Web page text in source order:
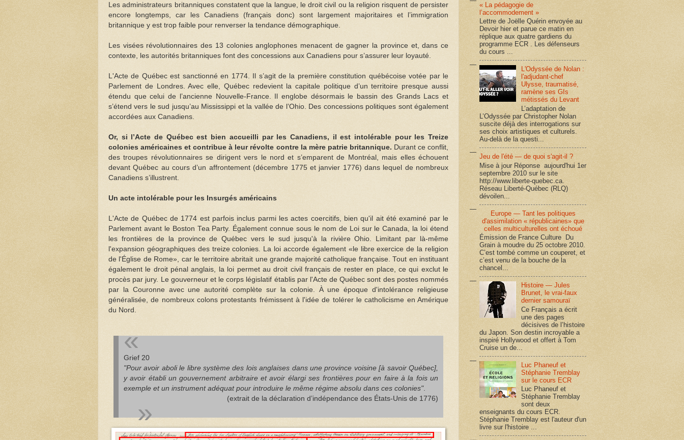
Les administrateurs britanniques constatent que la langue, le droit civil ou la religion risquent de persister
encore longtemps, car les Canadiens (français donc) sont largement majoritaires et l’immigration
britannique y est trop faible pour renverser la tendance démographique.
Les visées révolutionnaires des 13 colonies anglophones menacent de gagner la province et, dans ce
contexte, les autorités britanniques font des concessions aux Canadiens pour s’assurer leur loyauté.
L'Acte de Québec est sanctionné en 1774. Il s’agit de la première constitution québécoise votée par le
Parlement de Londres. Avec elle, Québec redevient la capitale politique d’un territoire presque aussi
étendu que celui de l’ancienne Nouvelle-France. Il englobe désormais le bassin des Grands Lacs et
s’étend vers le sud jusqu’au Mississippi et la vallée de l’Ohio. Des concessions politiques sont également
accordées aux Canadiens.
Or, si l’Acte de Québec est bien accueilli par les Canadiens, il est intolérable pour les Treize
colonies américaines et contribue à leur révolte contre la mère patrie britannique. Durant ce conflit,
des troupes révolutionnaires se dirigent vers le nord et s’emparent de Montréal, mais elles échouent
devant Québec au cours d’un affrontement (décembre 1775 et janvier 1776) dans lequel de nombreux
Canadiens s’illustrent.
Un acte intolérable pour les Insurgés américains
L'Acte de Québec de 1774 est parfois inclus parmi les actes coercitifs, bien qu'il ait été examiné par le
Parlement avant le Boston Tea Party. Également connue sous le nom de Loi sur le Canada, la loi étend
les frontières de la province de Québec vers le sud jusqu'à la rivière Ohio. Limitant par là-même
l'expansion géographiques des treize colonies. La loi accorde également «le libre exercice de la religion
de l'Église de Rome», car le territoire abritait une grande majorité catholique française. Tout en instituant
également le droit pénal anglais, la loi permet au droit civil français de rester en place, ce qui exclut le
procès par jury. Le gouverneur et le corps législatif établis par l'Acte de Québec sont des postes nommés
par la Couronne avec une autorité complète sur la colonie. À une époque d'intolérance religieuse
généralisée, de nombreux colons protestants frémissent à l'idée de tolérer le catholicisme en Amérique
du Nord.
Grief 20
"Pour avoir aboli le libre système des lois anglaises dans une province voisine [à savoir Québec],
y avoir établi un gouvernement arbitraire et avoir élargi ses frontières pour en faire à la fois un
exemple et un instrument adéquat pour introduire le même régime absolu dans ces colonies".
(extrait de la déclaration d’indépendance des États-Unis de 1776)
« La pédagogie de
l’accommodement »
Lettre de Joëlle Quérin envoyée au
Devoir hier et parue ce matin en
réplique aux quatre gardiens du
programme ECR . Les défenseurs
du cours ...
L'Odyssée de Nolan :
l'adjudant-chef
Ulysse, traumatisé,
ramène ses GIs
métissés du Levant
L’adaptation de
L’Odyssée par Christopher Nolan
suscite déjà des interrogations sur
ses choix artistiques et culturels.
Au-delà de la questi...
Jeu de l'été — de quoi s'agit-il ?
Mise à jour Réponse aujourd'hui 1er
septembre 2010 sur le site
http://www.liberte-quebec.ca.
Réseau Liberté-Québec (RLQ)
dévoilen...
Europe — Tant les politiques
d'assimilation « républicaines» que
celles multiculturelles ont échoué
Émission de France Culture Du
Grain à moudre du 25 octobre 2010.
C’est tombé comme un couperet, et
c’est venu de la bouche de la
chancel...
Histoire — Jules
Brunet, le vrai-faux
dernier samouraï
Ce Français a écrit
une des pages
décisives de l’histoire
du Japon. Son destin incroyable a
inspiré Hollywood et offert à Tom
Cruise un de...
Luc Phaneuf et
Stéphanie Tremblay
sur le cours ECR
Luc Phaneuf et
Stéphanie Tremblay
sont deux
enseignants du cours ECR.
Stéphanie Tremblay est l'auteur d'un
livre sur l'histoire ...